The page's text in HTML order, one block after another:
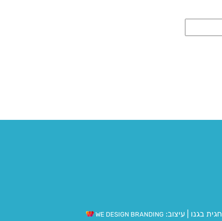
חגית בגנו עיצוב: WE DESIGN BRANDING